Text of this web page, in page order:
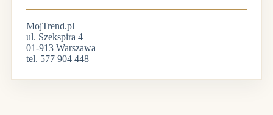
MojTrend.pl
ul. Szekspira 4
01-913 Warszawa
tel. 577 904 448